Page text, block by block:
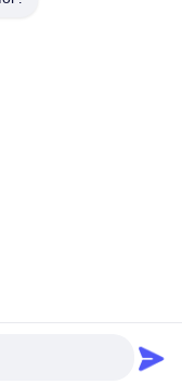
आपूर्तिकर्ता. कॉपीराइट
सुरक्षित।